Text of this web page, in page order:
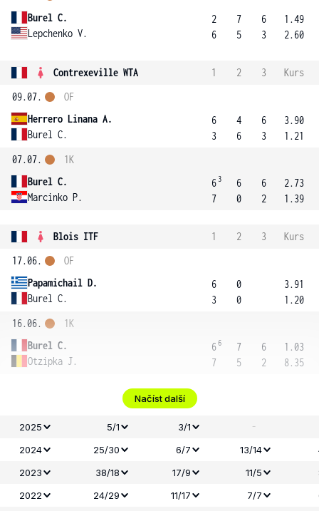
Burel C.
Lepchenko V.
2
6
7
5
6
3
1.49
2.60
Contrexeville WTA 1 2 3
Kurs
09.07.
Herrero Linana A.
Burel C.
OF
6
3
4
6
6
3
3.90
1.21
07.07.
Burel C.
Marcinko P.
1K
6 3
7
6
0
6
2
2.73
1.39
Blois ITF 1 2 3
Kurs
17.06.
Papamichail D.
Burel C.
OF
6
3
0
0
3.91
1.20
16.06.
Burel C.
Otzipka J.
1K
66
7
7
5
6
2
1.03
8.35
Načíst další
2025 5/1 3/1 -
2024 25/30 6/7 13/14
2023
38/18 17/9 11/5
2022
24/29 11/17 7/7